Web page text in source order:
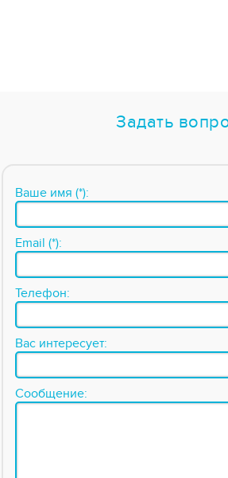
Задать
Ваше имя (*):
Email (*):
Телефон:
Вас интересует:
Сообщение: